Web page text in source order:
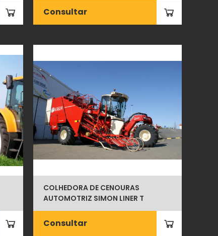
Consultar
COLHEDORA DE CENOURAS
AUTOMOTRIZ SIMON LINER T
Consultar